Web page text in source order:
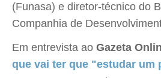
(Funasa) e diretor-técnico do
Companhia de
Em entrevista ao Gazeta
que vai ter que "estudar um